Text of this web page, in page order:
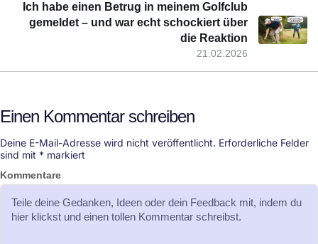
21.02.2026
Ich habe einen Betrug in meinem Golfclub
gemeldet – und war echt schockiert über
die Reaktion
Einen Kommentar schreiben
Deine E-Mail-Adresse wird nicht veröffentlicht. Erforderliche Felder
sind mit * markiert
Kommentare